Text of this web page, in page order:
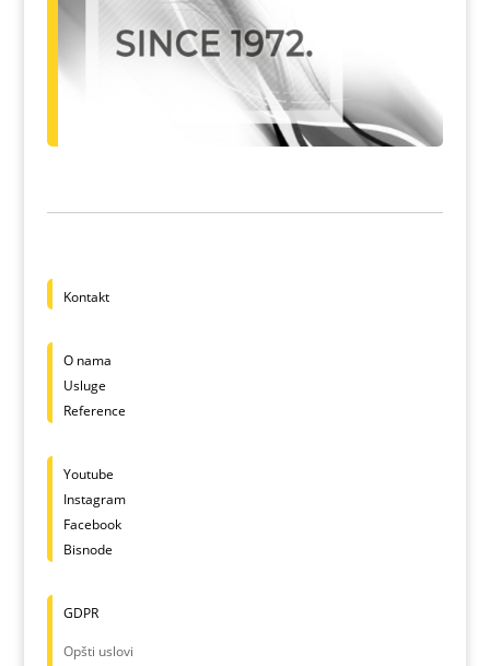
Kontakt
O nama
Usluge
Reference
Youtube
Instagram
Facebook
Bisnode
GDPR
Opšti uslovi